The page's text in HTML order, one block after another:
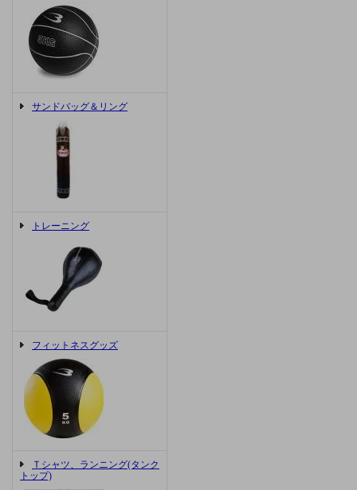
サンドバッグ＆リング
トレーニング
フィットネスグッズ
Ｔシャツ、ランニング(タンク
トップ)